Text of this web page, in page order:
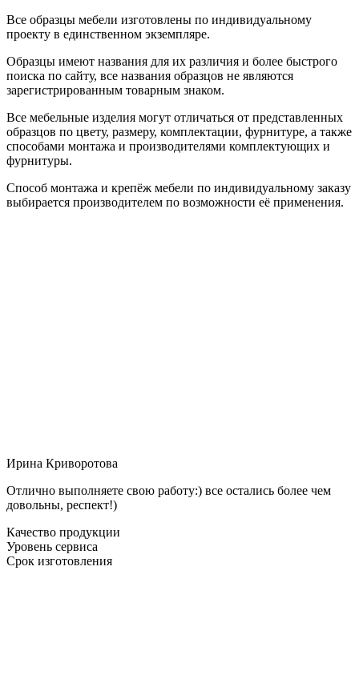
Все образцы мебели изготовлены по индивидуальному
проекту в единственном экземпляре.
Образцы имеют названия для их различия и более быстрого
поиска по сайту, все названия образцов не являются
зарегистрированным товарным знаком.
Все мебельные изделия могут отличаться от представленных
образцов по цвету, размеру, комплектации, фурнитуре, а также
способами монтажа и производителями комплектующих и
фурнитуры.
Способ монтажа и крепёж мебели по индивидуальному заказу
выбирается производителем по возможности её применения.
Ирина Криворотова
Отлично выполняете свою работу:) все остались более чем
довольны, респект!)
Качество продукции
Уровень сервиса
Срок изготовления